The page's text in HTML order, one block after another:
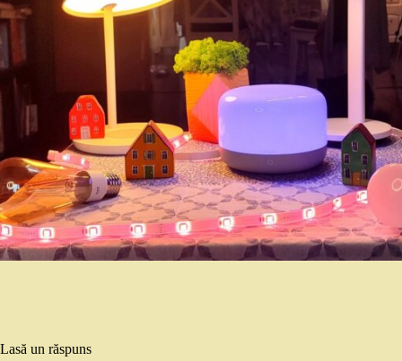
Lasă un răspuns